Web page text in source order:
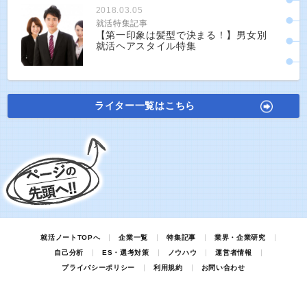
2018.03.05
就活特集記事
【第一印象は髪型で決まる！】男女別
就活ヘアスタイル特集
ライター一覧はこちら
就活ノートTOPへ 企業一覧 特集記事
業界・企業研究
自己分析
ES・選考対策 ノウハウ
運営者情報
プライバシーポリシー
利用規約 お問い合わせ